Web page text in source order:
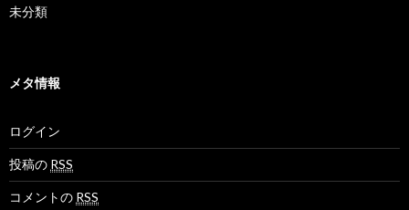
未分類
メタ情報
ログイン
投稿の RSS
コメントの RSS